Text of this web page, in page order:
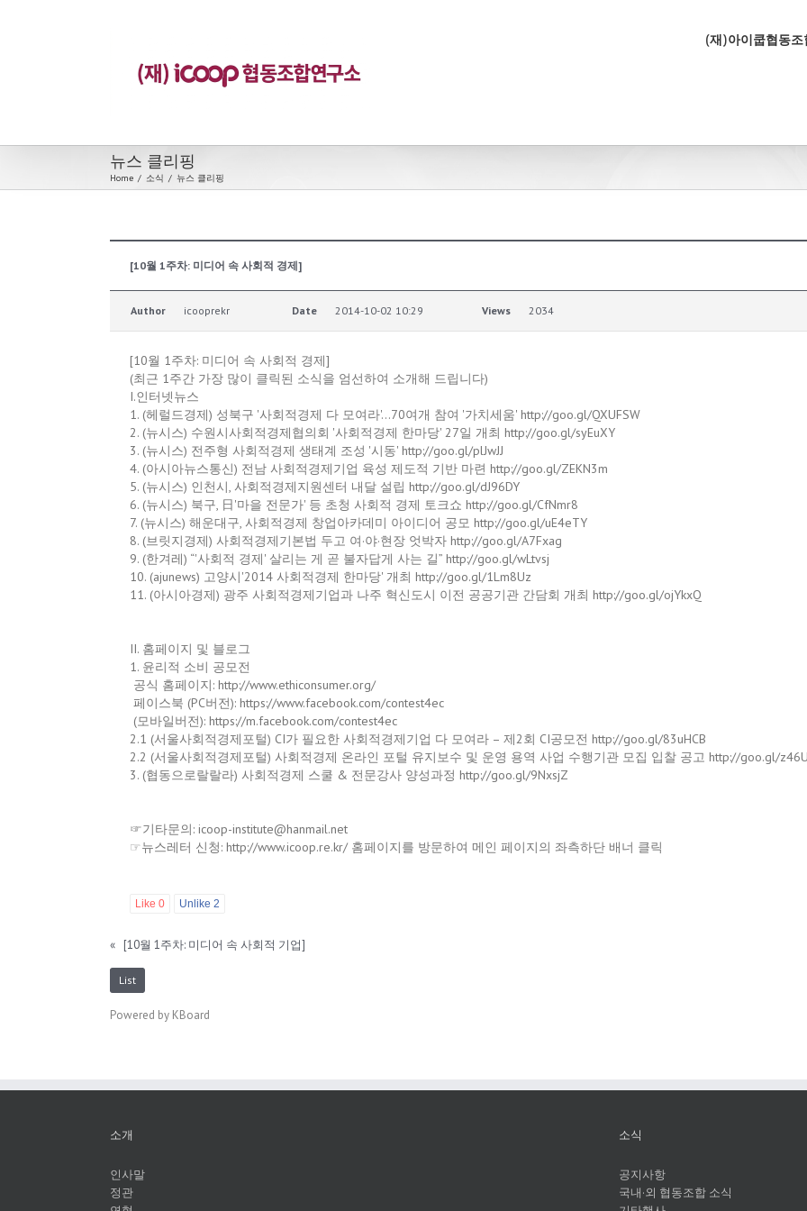
(재)아이쿱협동조
뉴스 클리핑
Home / 소식 / 뉴스 클리핑
[10월 1주차: 미디어 속 사회적 경제]
Author icooprekr Date 2014-10-02 10:29 Views 2034
[10월 1주차: 미디어 속 사회적 경제]
(최근 1주간 가장 많이 클릭된 소식을 엄선하여 소개해 드립니다)
I.인터넷뉴스
1. (헤럴드경제) 성북구 '사회적경제 다 모여라'…70여개 참여 '가치세움' http://goo.gl/QXUFSW
2. (뉴시스) 수원시사회적경제협의회 '사회적경제 한마당' 27일 개최 http://goo.gl/syEuXY
3. (뉴시스) 전주형 사회적경제 생태계 조성 '시동' http://goo.gl/plJwJJ
4. (아시아뉴스통신) 전남 사회적경제기업 육성 제도적 기반 마련 http://goo.gl/ZEKN3m
5. (뉴시스) 인천시, 사회적경제지원센터 내달 설립 http://goo.gl/dJ96DY
6. (뉴시스) 북구, 日'마을 전문가' 등 초청 사회적 경제 토크쇼 http://goo.gl/CfNmr8
7. (뉴시스) 해운대구, 사회적경제 창업아카데미 아이디어 공모 http://goo.gl/uE4eTY
8. (브릿지경제) 사회적경제기본법 두고 여·야·현장 엇박자 http://goo.gl/A7Fxag
9. (한겨레) “'사회적 경제' 살리는 게 곧 불자답게 사는 길” http://goo.gl/wLtvsj
10. (ajunews) 고양시'2014 사회적경제 한마당' 개최 http://goo.gl/1Lm8Uz
11. (아시아경제) 광주 사회적경제기업과 나주 혁신도시 이전 공공기관 간담회 개최 http://goo.gl/ojYkxQ
II. 홈페이지 및 블로그
1. 윤리적 소비 공모전
공식 홈페이지: http://www.ethiconsumer.org/
페이스북 (PC버전): https://www.facebook.com/contest4ec
(모바일버전): https://m.facebook.com/contest4ec
2.1 (서울사회적경제포털) CI가 필요한 사회적경제기업 다 모여라 – 제2회 CI공모전 http://goo.gl/83uHCB
2.2 (서울사회적경제포털) 사회적경제 온라인 포털 유지보수 및 운영 용역 사업 수행기관 모집 입찰 공고 http://goo.gl/
3. (협동으로랄랄라) 사회적경제 스쿨 & 전문강사 양성과정 http://goo.gl/9NxsjZ
☞기타문의: icoop-institute@hanmail.net
☞뉴스레터 신청: http://www.icoop.re.kr/ 홈페이지를 방문하여 메인 페이지의 좌측하단 배너 클릭
Like 0 Unlike 2
« [10월 1주차: 미디어 속 사회적 기업]
List
Powered by KBoard
소개
인사말
정관
소식
공지사항
국내·외 협동조합 소식